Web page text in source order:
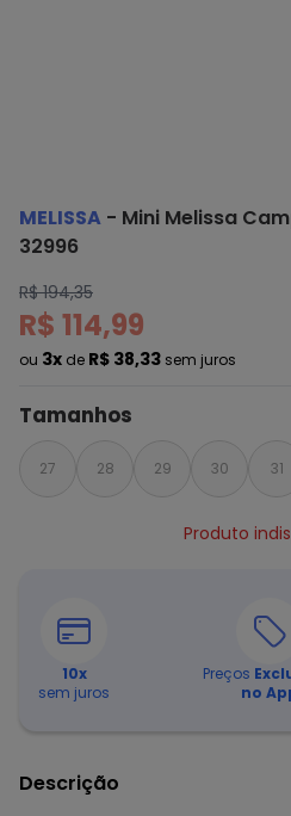
MELISSA - Mini Melissa
32996
R$ 194,35
R$ 114,99
ou 3x de R$ 38,33 sem juros
Tamanhos
27 28 29 30 31
Produto
10x
sem juros
Preços
no
Descrição